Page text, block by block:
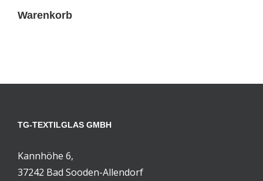
Warenkorb
TG-TEXTILGLAS GMBH
Kannhöhe 6,
37242 Bad Sooden-Allendorf